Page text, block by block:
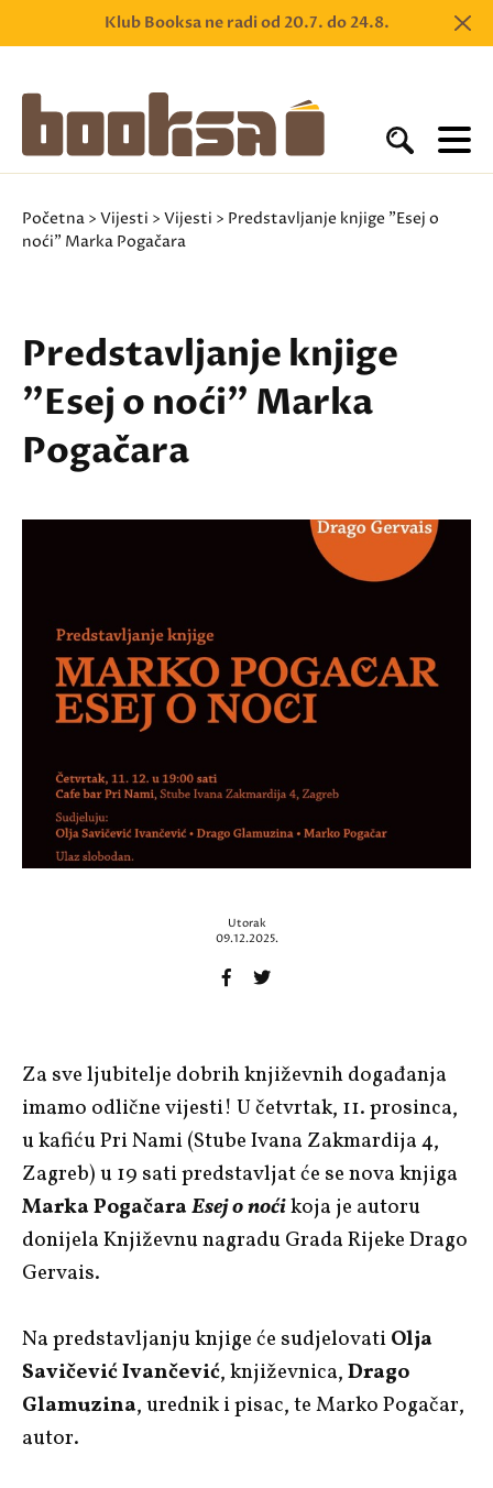
Klub Booksa ne radi od 20.7. do 24.8.
Početna > Vijesti > Vijesti > Predstavljanje knjige "Esej o
noći" Marka Pogačara
Predstavljanje knjige
"Esej o noći" Marka
Pogačara
Utorak
09.12.2025.
Za sve ljubitelje dobrih književnih događanja
imamo odlične vijesti! U četvrtak, 11. prosinca,
u kafiću Pri Nami (Stube Ivana Zakmardija 4,
Zagreb) u 19 sati predstavljat će se nova knjiga
Marka PogačaraEsej o noćikoja je autoru
donijela Književnu nagradu Grada Rijeke Drago
Gervais.
Na predstavljanju knjige će sudjelovatiOlja
Savičević Ivančević, književnica,Drago
Glamuzina, urednik i pisac, te Marko Pogačar,
autor.